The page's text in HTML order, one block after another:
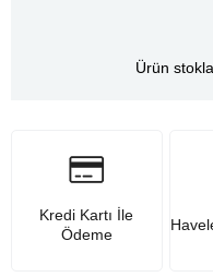
Ürün
Kredi Kartı İle
Ödeme